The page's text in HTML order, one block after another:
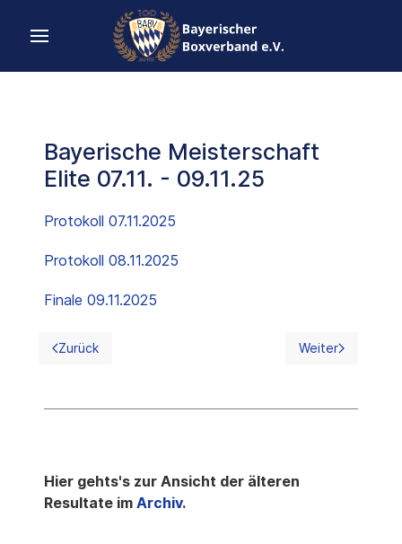
Bayerische Meisterschaft
Elite 07.11. - 09.11.25
Protokoll 07.11.2025
Protokoll 08.11.2025
Finale 09.11.2025
Vorheriger Beitrag: BC Simbach 08.11.2025
Zurück Nächster
Weiter
Hier gehts's zur Ansicht der älteren
Resultate im Archiv.